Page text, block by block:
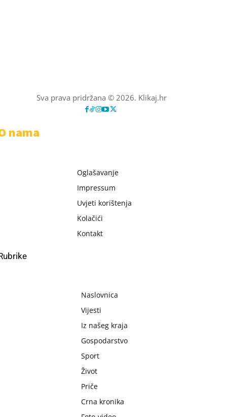
Sva prava pridržana © 2026. Klikaj.hr
nama
Oglašavanje
Impressum
Uvjeti korištenja
Kolačići
Kontakt
Naslovnica
Vijesti
Iz našeg kraja
Gospodarstvo
Sport
Život
Priče
Crna kronika